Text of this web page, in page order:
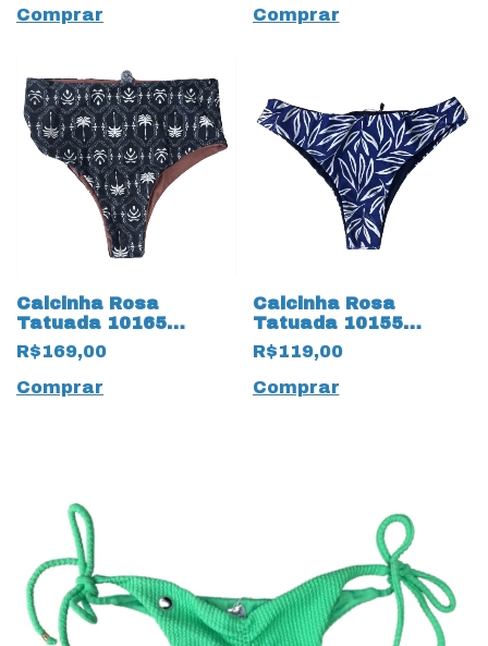
Comprar
Comprar
Calcinha Rosa
Tatuada 10165
Estampa Trilobal
Preto
R$169,00
Comprar
Calcinha Rosa
Tatuada 10155
Tradicional
Reversível Azul
R$119,00
Comprar